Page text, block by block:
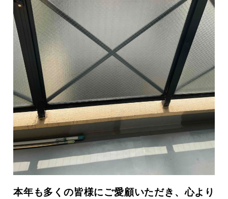
本年も多くの皆様にご愛顧いただき、心より